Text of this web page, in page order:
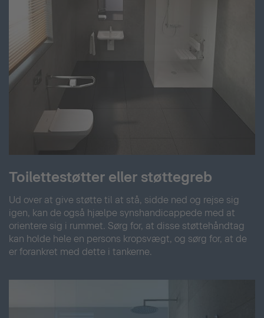
Toilettestøtter eller støttegreb
Ud over at give støtte til at stå, sidde ned og rejse sig
igen, kan de også hjælpe synshandicappede med at
orientere sig i rummet. Sørg for, at disse støttehåndtag
kan holde hele en persons kropsvægt, og sørg for, at de
er forankret med dette i tankerne.